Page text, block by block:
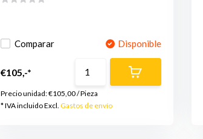
Comparar Disponible
€105,-*
Precio unidad:€105,00/Pieza
* IVA incluido Excl. Gastos de envío